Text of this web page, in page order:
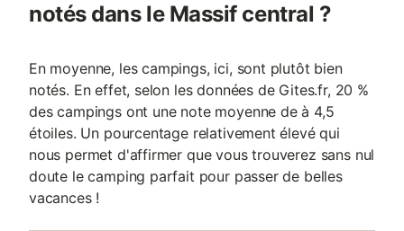
notés dans le Massif central ?
En moyenne, les campings, ici, sont plutôt bien
notés. En effet, selon les données de Gites.fr, 20 %
des campings ont une note moyenne de à 4,5
étoiles. Un pourcentage relativement élevé qui
nous permet d'affirmer que vous trouverez sans nul
doute le camping parfait pour passer de belles
vacances !